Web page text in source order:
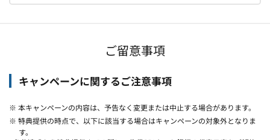
ご留意事項
キャンペーンに関するご注意事項
※ 本キャンペーンの内容は、予告なく変更または中止する場合があります。
※ 特典提供の時点で、以下に該当する場合はキャンペーンの対象外となりま
す。